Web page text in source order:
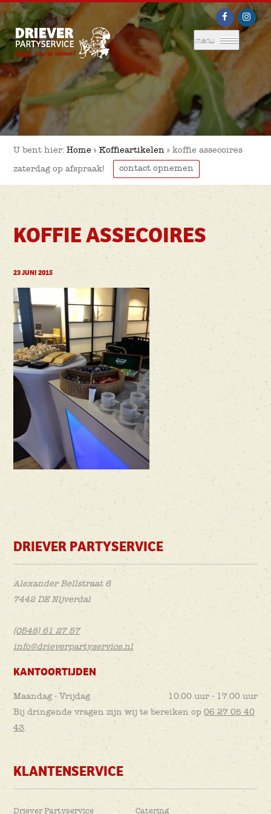
menu
U bent hier:Home »Koffieartikelen »koffie assecoires
zaterdag op afspraak! contact opnemen
KOFFIE ASSECOIRES
23 JUNI 2015
DRIEVER PARTYSERVICE
Alexander Bellstraat 6
7442 DE Nijverdal
(0548) 61 27 57
info@drieverpartyservice.nl
KANTOORTIJDEN
Maandag - Vrijdag
10.00 uur - 17.00 uur
Bij dringende vragen zijn wij te bereiken op06 27 05 40
43.
KLANTENSERVICE
Driever Partyservice Catering